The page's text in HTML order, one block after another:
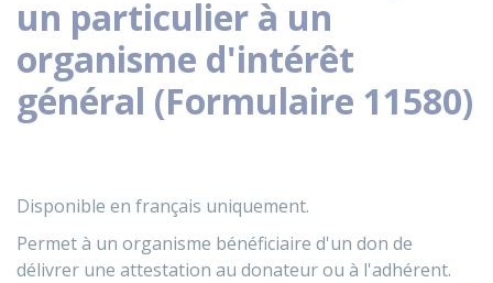
un particulier à un
organisme d'intérêt
général (Formulaire 11580)
Disponible en français uniquement.
Permet à un organisme bénéficiaire d'un don de
délivrer une attestation au donateur ou à l'adhérent.